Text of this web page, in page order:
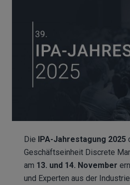
Die IPA-Jahrestagung 2025
Geschäftseinheit Discrete
am 13. und 14. November
und Experten aus der